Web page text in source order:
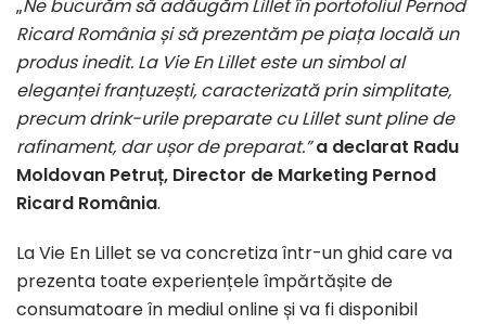
„Ne bucurăm să adăugăm Lillet în portofoliul Pernod
Ricard România și să prezentăm pe piața locală un
produs inedit. La Vie En Lillet este un simbol al
eleganței franțuzești, caracterizată prin simplitate,
precum drink-urile preparate cu Lillet sunt pline de
rafinament, dar ușor de preparat.”a declarat Radu
Moldovan Petruț, Director de Marketing Pernod
Ricard România.
La Vie En Lillet se va concretiza într-un ghid care va
prezenta toate experiențele împărtășite de
consumatoare în mediul online și va fi disponibil